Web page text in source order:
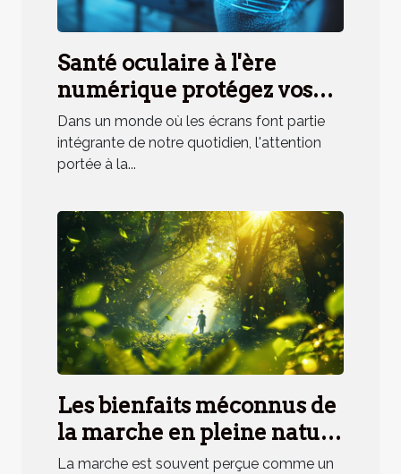
Santé oculaire à l'ère
numérique protégez vos
yeux de la lumière bleue et
de la fatigue visuelle
Dans un monde où les écrans font partie
intégrante de notre quotidien, l'attention
portée à la...
Les bienfaits méconnus de
la marche en pleine nature
sur la santé psychique
La marche est souvent perçue comme un